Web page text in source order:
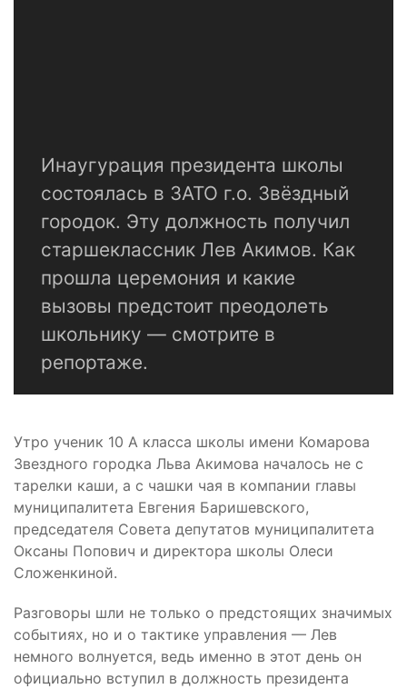
Инаугурация президента школы
состоялась в ЗАТО г.о. Звёздный
городок. Эту должность получил
старшеклассник Лев Акимов. Как
прошла церемония и какие
вызовы предстоит преодолеть
школьнику — смотрите в
репортаже.
Утро ученик 10 А класса школы имени Комарова
Звездного городка Льва Акимова началось не с
тарелки каши, а с чашки чая в компании главы
муниципалитета Евгения Баришевского,
председателя Совета депутатов муниципалитета
Оксаны Попович и директора школы Олеси
Сложенкиной.
Разговоры шли не только о предстоящих значимых
событиях, но и о тактике управления — Лев
немного волнуется, ведь именно в этот день он
официально вступил в должность президента